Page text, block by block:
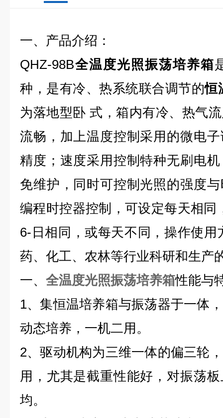
一、产品介绍：
QHZ-98B全温度光照振荡培养箱
种，是有冷、热系统联合调节的恒
为落地型卧 式，箱内有冷、热气
流畅，加上温度控制采用的微电
精度；速度采用控制特种无刷电
免维护，同时可控制光照的强度
编程时控器控制，可设定每天相同
6-日相同，或每天不同，操作使
药、化工、农林等行业科研和生产
一、 全温度光照振荡培养箱性能与
1、集恒温培养箱与振荡器于一体
动态培养，一机二用。
2、驱动机构为三维一体的偏三轮
用，尤其是截重性能好，对振荡
均。